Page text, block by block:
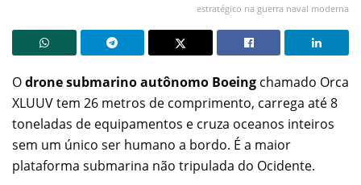
estratégico na guerra naval moderna
Odrone submarino autônomo Boeing chamado Orca
XLUUV tem 26 metros de comprimento, carrega até 8
toneladas de equipamentos e cruza oceanos inteiros
sem um único ser humano a bordo. É a maior
plataforma submarina não tripulada do Ocidente.